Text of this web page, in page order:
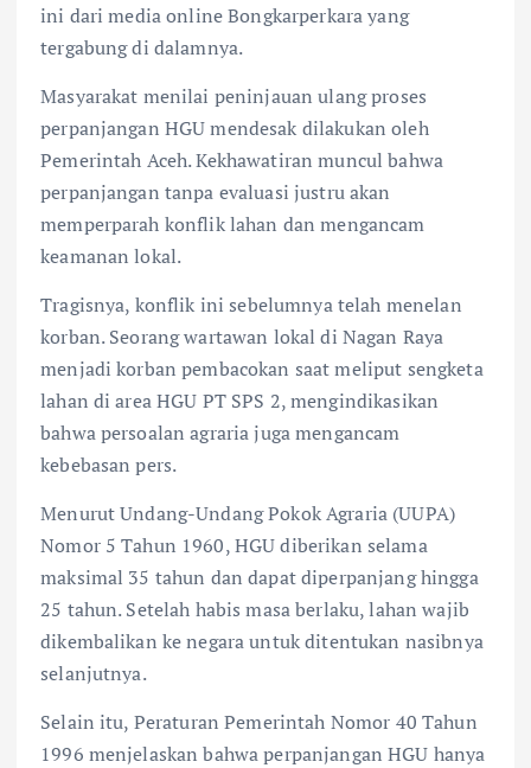
ini dari media online Bongkarperkara yang
tergabung di dalamnya.
Masyarakat menilai peninjauan ulang proses
perpanjangan HGU mendesak dilakukan oleh
Pemerintah Aceh. Kekhawatiran muncul bahwa
perpanjangan tanpa evaluasi justru akan
memperparah konflik lahan dan mengancam
keamanan lokal.
Tragisnya, konflik ini sebelumnya telah menelan
korban. Seorang wartawan lokal di Nagan Raya
menjadi korban pembacokan saat meliput sengketa
lahan di area HGU PT SPS 2, mengindikasikan
bahwa persoalan agraria juga mengancam
kebebasan pers.
Menurut Undang-Undang Pokok Agraria (UUPA)
Nomor 5 Tahun 1960, HGU diberikan selama
maksimal 35 tahun dan dapat diperpanjang hingga
25 tahun. Setelah habis masa berlaku, lahan wajib
dikembalikan ke negara untuk ditentukan nasibnya
selanjutnya.
Selain itu, Peraturan Pemerintah Nomor 40 Tahun
1996 menjelaskan bahwa perpanjangan HGU hanya